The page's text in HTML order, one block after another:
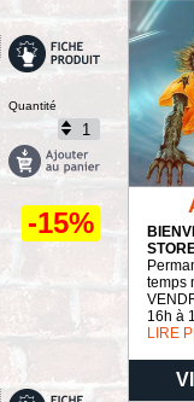
Quantité
-15%
temps
16h à
LIRE